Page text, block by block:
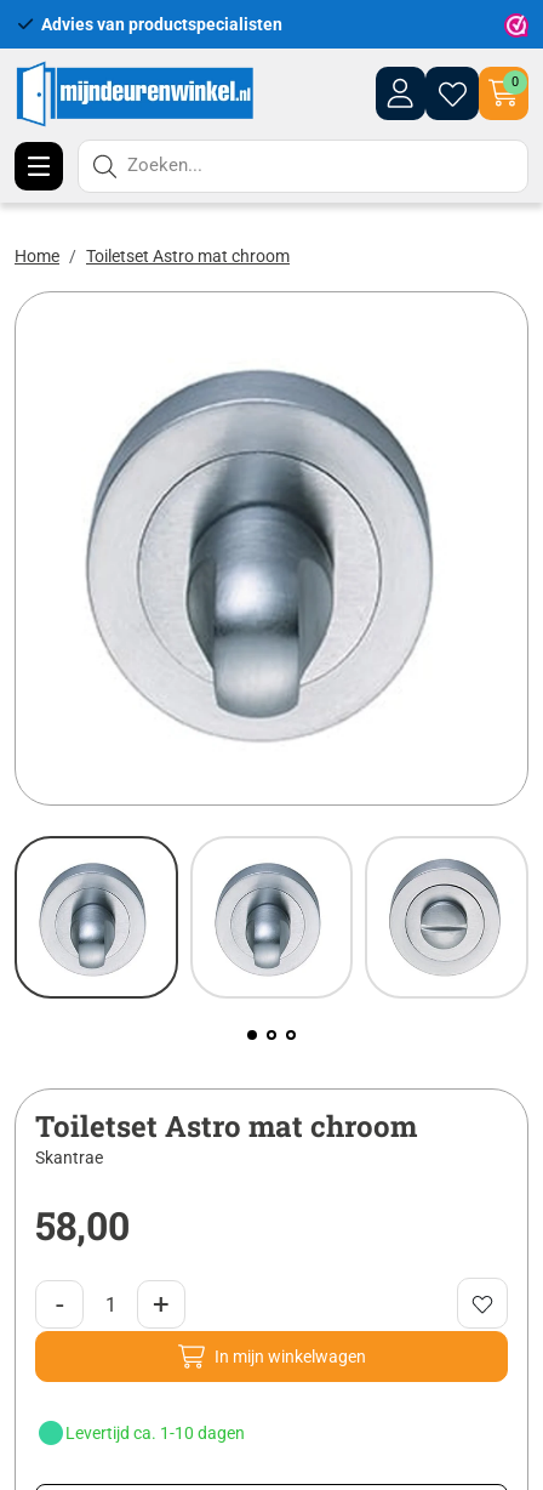
Advies van productspecialisten
0
Zoeken...
Home Toiletset Astro mat chroom
Toiletset Astro mat chroom
Skantrae
58,00
- +
In mijn winkelwagen
Levertijd ca. 1-10 dagen